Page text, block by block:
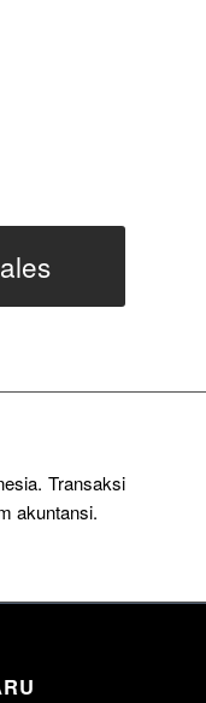
Transaksi
akuntansi.